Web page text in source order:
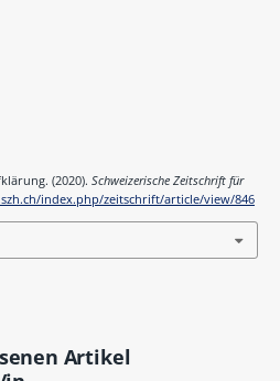
(2020). Schweizerische Zeitschrift für
index.php/zeitschrift/article/view/846
Artikel